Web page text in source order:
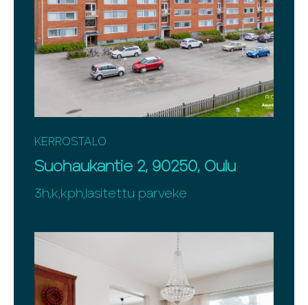
KERROSTALO
Suohaukantie 2, 90250, Oulu
3h,k,kph,lasitettu parveke